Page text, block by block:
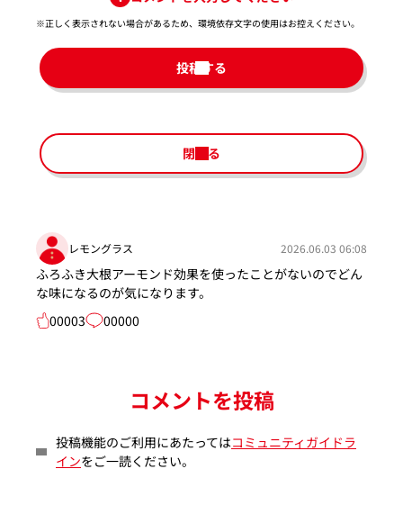
※正しく表示されない場合があるため、環境依存文字の使用はお控えください。​
投稿する
閉じる
レモングラス 2026.06.03 06:08
ふろふき大根アーモンド効果を使ったことがないのでどん
な味になるのが気になります。
00003
00000
コメントを投稿
投稿機能のご利用にあたってはコミュニティガイドラ
インをご一読ください。